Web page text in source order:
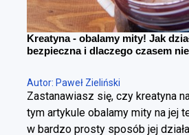
Kreatyna - obalamy mity! Jak
bezpieczna i dlaczego czasem
Autor: Paweł Zieliński
Zastanawiasz się, czy kreatyna
tym artykule obalamy mity na jej
w bardzo prosty sposób jej